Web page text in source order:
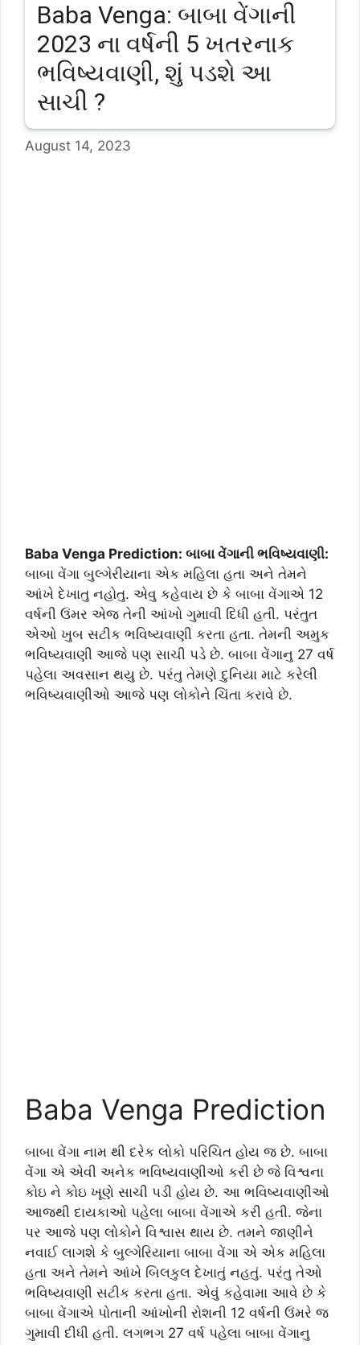
Baba Venga: બાબા વેંગાની
2023 ના વર્ષની 5 ખતરનાક
ભવિષ્યવાણી, શું પડશે આ
સાચી ?
August 14, 2023
Baba Venga Prediction: બાબા વેંગાની ભવિષ્યવાણી:
બાબા વેંગા બુલ્ગેરીયાના એક મહિલા હતા અને તેમને
આંખે દેખાતુ નહોતુ. એવુ કહેવાય છે કે બાબા વેંગાએ 12
વર્ષની ઉંમર એજ તેની આંખો ગુમાવી દિધી હતી. પરંતુત
એઓ ખુબ સટીક ભવિષ્યવાણી કરતા હતા. તેમની અમુક
ભવિષ્યવાણી આજે પણ સાચી પડે છે. બાબા વેંગાનુ 27 વર્ષ
પહેલા અવસાન થયુ છે. પરંતુ તેમણે દુનિયા માટે કરેલી
ભવિષ્યવાણીઓ આજે પણ લોકોને ચિંતા કરાવે છે.
Baba Venga Prediction
બાબા વેંગા નામ થી દરેક લોકો પરિચિત હોય જ છે. બાબા
વેંગા એ એવી અનેક ભવિષ્યવાણીઓ કરી છે જે વિશ્વના
કોઇ ને કોઇ ખૂણે સાચી પડી હોય છે. આ ભવિષ્યવાણીઓ
આજથી દાયકાઓ પહેલા બાબા વેંગાએ કરી હતી. જેના
પર આજે પણ લોકોને વિશ્વાસ થાય છે. તમને જાણીને
નવાઈ લાગશે કે બુલ્ગેરિયાના બાબા વેંગા એ એક મહિલા
હતા અને તેમને આંખે બિલકુલ દેખાતું નહતું. પરંતુ તેઓ
ભવિષ્યવાણી સટીક કરતા હતા. એવું કહેવામા આવે છે કે
બાબા વેંગાએ પોતાની આંખોની રોશની 12 વર્ષની ઉંમરે જ
ગુમાવી દીધી હતી. લગભગ 27 વર્ષ પહેલા બાબા વેંગાનુ